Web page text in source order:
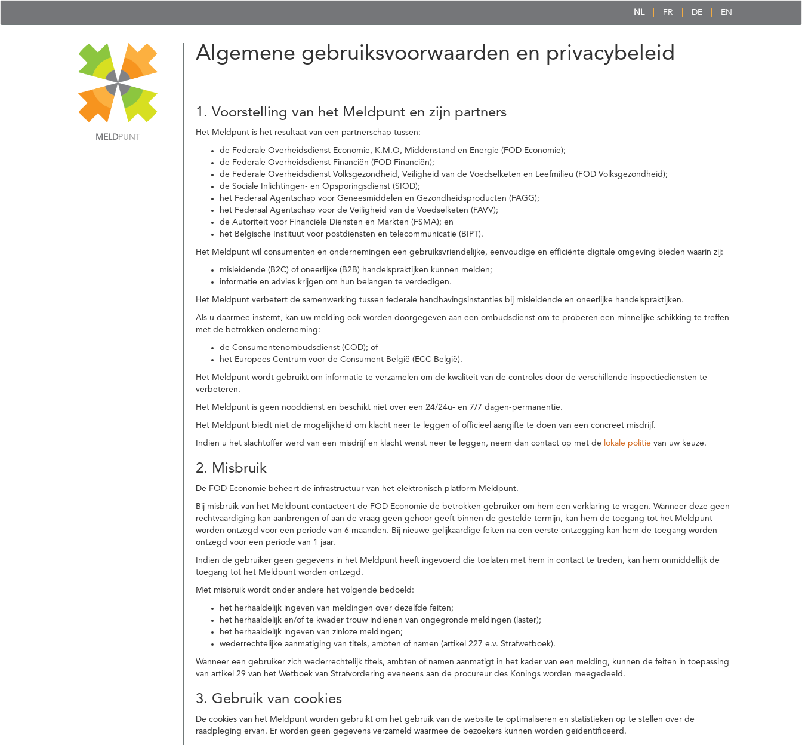
NL FR DE EN
MELDPUNT
Algemene gebruiksvoorwaarden en privacybeleid
1. Voorstelling van het Meldpunt en zijn partners
Het Meldpunt is het resultaat van een partnerschap tussen:
de Federale Overheidsdienst Economie, K.M.O, Middenstand en Energie (FOD Economie);
de Federale Overheidsdienst Financiën (FOD Financiën);
de Federale Overheidsdienst Volksgezondheid, Veiligheid van de Voedselketen en Leefmilieu (FOD Volksgezondheid);
de Sociale Inlichtingen- en Opsporingsdienst (SIOD);
het Federaal Agentschap voor Geneesmiddelen en Gezondheidsproducten (FAGG);
het Federaal Agentschap voor de Veiligheid van de Voedselketen (FAVV);
de Autoriteit voor Financiële Diensten en Markten (FSMA); en
het Belgische Instituut voor postdiensten en telecommunicatie (BIPT).
Het Meldpunt wil consumenten en ondernemingen een gebruiksvriendelijke, eenvoudige en efficiënte digitale omgeving bieden waarin zij:
misleidende (B2C) of oneerlijke (B2B) handelspraktijken kunnen melden;
informatie en advies krijgen om hun belangen te verdedigen.
Het Meldpunt verbetert de samenwerking tussen federale handhavingsinstanties bij misleidende en oneerlijke handelspraktijken.
Als u daarmee instemt, kan uw melding ook worden doorgegeven aan een ombudsdienst om te proberen een minnelijke schikking te treffen
met de betrokken onderneming:
de Consumentenombudsdienst (COD); of
het Europees Centrum voor de Consument België (ECC België).
Het Meldpunt wordt gebruikt om informatie te verzamelen om de kwaliteit van de controles door de verschillende inspectiediensten te
verbeteren.
Het Meldpunt is geen nooddienst en beschikt niet over een 24/24u- en 7/7 dagen-permanentie.
Het Meldpunt biedt niet de mogelijkheid om klacht neer te leggen of officieel aangifte te doen van een concreet misdrijf.
Indien u het slachtoffer werd van een misdrijf en klacht wenst neer te leggen, neem dan contact op met de lokale politie van uw keuze.
2. Misbruik
De FOD Economie beheert de infrastructuur van het elektronisch platform Meldpunt.
Bij misbruik van het Meldpunt contacteert de FOD Economie de betrokken gebruiker om hem een verklaring te vragen. Wanneer deze geen
rechtvaardiging kan aanbrengen of aan de vraag geen gehoor geeft binnen de gestelde termijn, kan hem de toegang tot het Meldpunt
worden ontzegd voor een periode van 6 maanden. Bij nieuwe gelijkaardige feiten na een eerste ontzegging kan hem de toegang worden
ontzegd voor een periode van 1 jaar.
Indien de gebruiker geen gegevens in het Meldpunt heeft ingevoerd die toelaten met hem in contact te treden, kan hem onmiddellijk de
toegang tot het Meldpunt worden ontzegd.
Met misbruik wordt onder andere het volgende bedoeld:
het herhaaldelijk ingeven van meldingen over dezelfde feiten;
het herhaaldelijk en/of te kwader trouw indienen van ongegronde meldingen (laster);
het herhaaldelijk ingeven van zinloze meldingen;
wederrechtelijke aanmatiging van titels, ambten of namen (artikel 227 e.v. Strafwetboek).
Wanneer een gebruiker zich wederrechtelijk titels, ambten of namen aanmatigt in het kader van een melding, kunnen de feiten in toepassing
van artikel 29 van het Wetboek van Strafvordering eveneens aan de procureur des Konings worden meegedeeld.
3. Gebruik van cookies
De cookies van het Meldpunt worden gebruikt om het gebruik van de website te optimaliseren en statistieken op te stellen over de
raadpleging ervan. Er worden geen gegevens verzameld waarmee de bezoekers kunnen worden geïdentificeerd.